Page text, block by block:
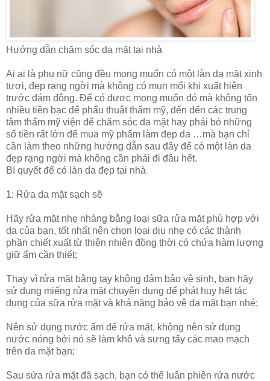
Hướng dẫn chăm sóc da mặt tại nhà
Ai ai là phụ nữ cũng đều mong muốn có một làn da mặt xinh
tươi, đẹp rạng ngời mà không có mụn mổi khi xuất hiện
trước đám đông. Để có đươc mong muốn đó mà không tốn
nhiều tiền bạc để phẩu thuật thẩm mỹ, đến đến các trung
tâm thẩm mỹ viện để chăm sóc da mặt hay phải bỏ những
số tiền rất lớn để mua mỹ phẩm làm đẹp da …mà bạn chỉ
cần làm theo những hướng dẫn sau đây để có một làn da
đẹp rạng ngời mà không cần phải đi đâu hết.
Bí quyết để có làn da đẹp tại nhà
1: Rửa da mặt sạch sẽ
Hãy rửa mặt nhẹ nhàng bằng loại sữa rửa mặt phù hợp với
da của bạn, tốt nhất nên chọn loại dịu nhẹ có các thành
phần chiết xuất từ thiên nhiên đồng thời có chứa hàm lượng
giữ ẩm cần thiết;
Thay vì rửa mặt bằng tay không đảm bảo vệ sinh, bạn hãy
sử dụng miếng rửa mặt chuyên dụng để phát huy hết tác
dụng của sữa rửa mặt và khả năng bảo vệ da mặt bạn nhé;
Nên sử dụng nước ấm để rửa mặt, không nên sử dụng
nước nóng bởi nó sẽ làm khô và sưng tấy các mao mạch
trên da mặt bạn;
Sau sửa rửa mặt đã sạch, bạn có thể luân phiên rửa nước